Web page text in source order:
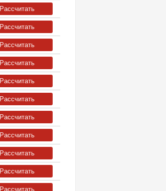
Рассчитать
Рассчитать
Рассчитать
Рассчитать
Рассчитать
Рассчитать
Рассчитать
Рассчитать
Рассчитать
Рассчитать
Рассчитать